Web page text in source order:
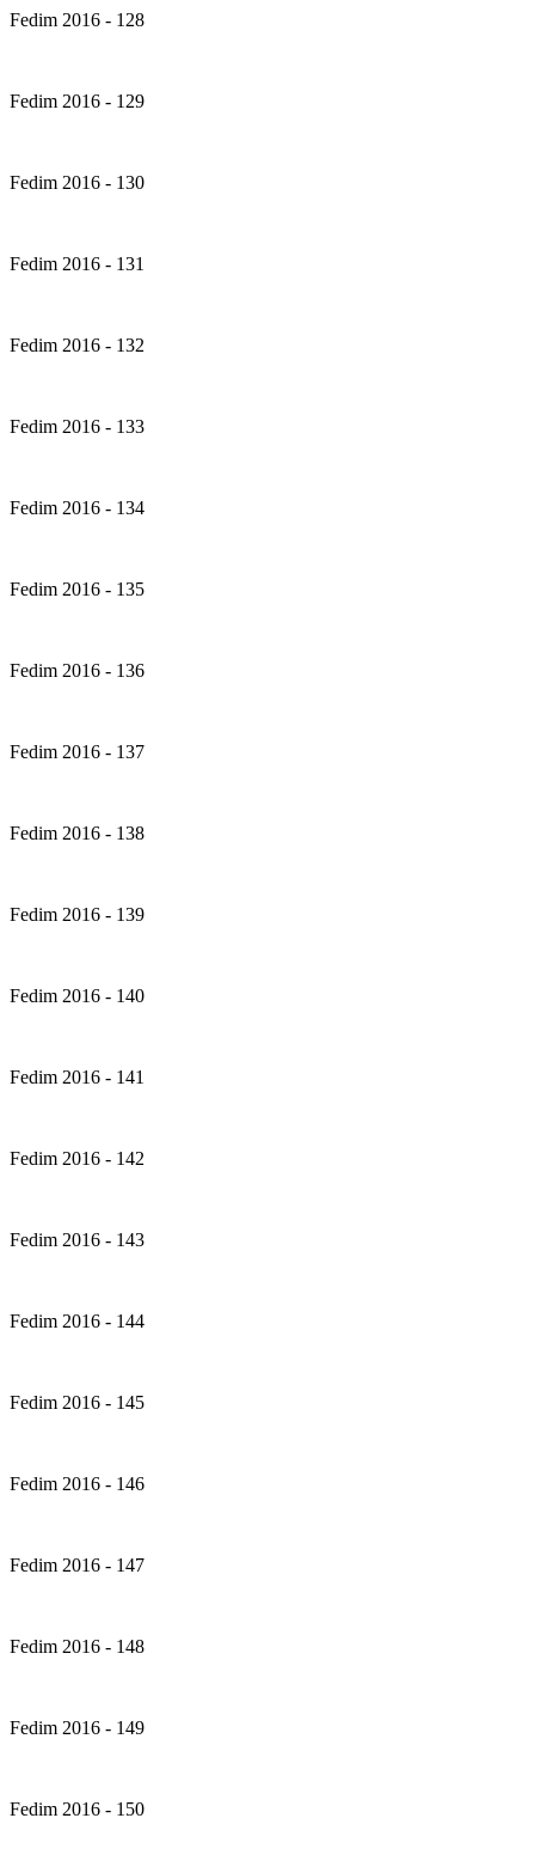
Fedim 2016 - 128
Fedim 2016 - 129
Fedim 2016 - 130
Fedim 2016 - 131
Fedim 2016 - 132
Fedim 2016 - 133
Fedim 2016 - 134
Fedim 2016 - 135
Fedim 2016 - 136
Fedim 2016 - 137
Fedim 2016 - 138
Fedim 2016 - 139
Fedim 2016 - 140
Fedim 2016 - 141
Fedim 2016 - 142
Fedim 2016 - 143
Fedim 2016 - 144
Fedim 2016 - 145
Fedim 2016 - 146
Fedim 2016 - 147
Fedim 2016 - 148
Fedim 2016 - 149
Fedim 2016 - 150